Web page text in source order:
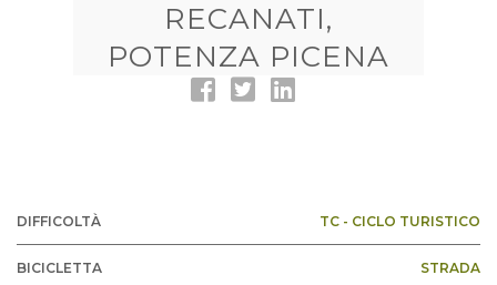
RECANATI,
POTENZA PICENA
DIFFICOLTÀ TC - CICLO TURISTICO
BICICLETTA STRADA